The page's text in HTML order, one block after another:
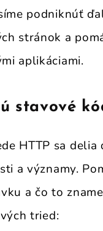
podniknúť
stránok a
aplikáciami.
stavové
HTTP sa
a významy.
a čo to
tried: